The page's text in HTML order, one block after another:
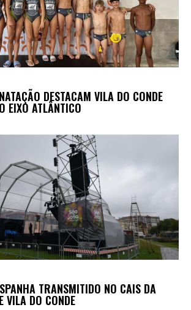
DESTACAM VILA DO CONDE
EIXO ATLÂNTICO
TRANSMITIDO NO CAIS DA
VILA DO CONDE